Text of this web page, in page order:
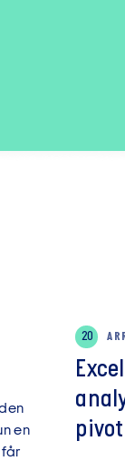
en
får
20